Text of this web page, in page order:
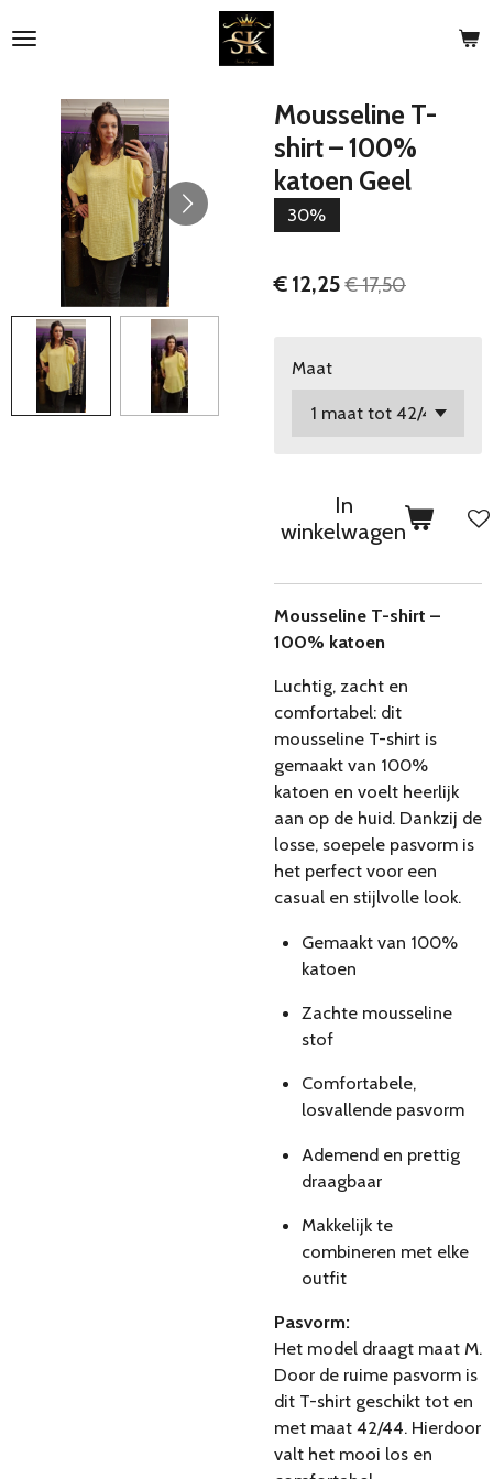
direct
hoofdinhoud
Mousseline T-
shirt – 100%
katoen Geel
30%
€ 12,25 € 17,50
Maat
In
winkelwagen
Mousseline T-shirt –
100% katoen
Luchtig, zacht en
comfortabel: dit
mousseline T-shirt is
gemaakt van 100%
katoen en voelt heerlijk
aan op de huid. Dankzij de
losse, soepele pasvorm is
het perfect voor een
casual en stijlvolle look.
Gemaakt van 100%
katoen
Zachte mousseline
stof
Comfortabele,
losvallende pasvorm
Ademend en prettig
draagbaar
Makkelijk te
combineren met elke
outfit
Pasvorm:
Het model draagt maat M.
Door de ruime pasvorm is
dit T-shirt geschikt tot en
met maat 42/44. Hierdoor
valt het mooi los en